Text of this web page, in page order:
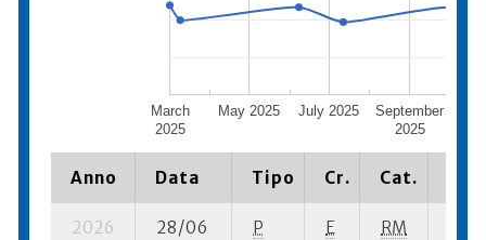
March
2025
May 2025 July 2025
September
2025
Anno Data Tipo Cr. Cat.
2026 28/06 P E RM